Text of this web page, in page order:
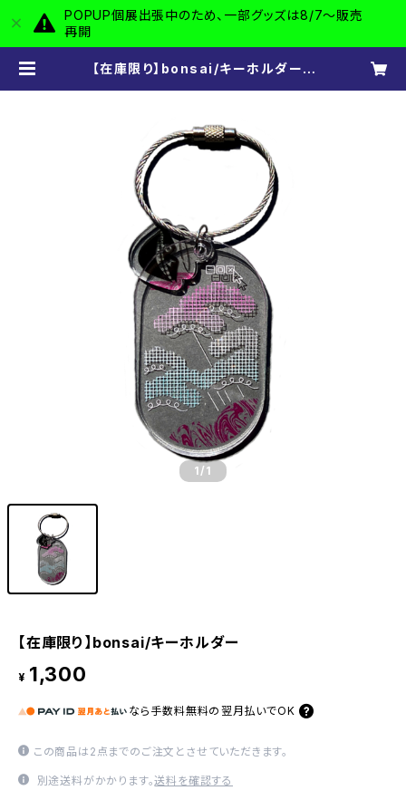
POPUP個展出張中のため、一部グッズは8/7〜販売
再開
【在庫限り】bonsai/キーホルダー |
1/1
【在庫限り】bonsai/キーホルダー
¥ 1,300
なら 手数料無料の 翌月払いでOK
この商品は2点までのご注文とさせていただきます。
別途送料がかかります。送料を確認する